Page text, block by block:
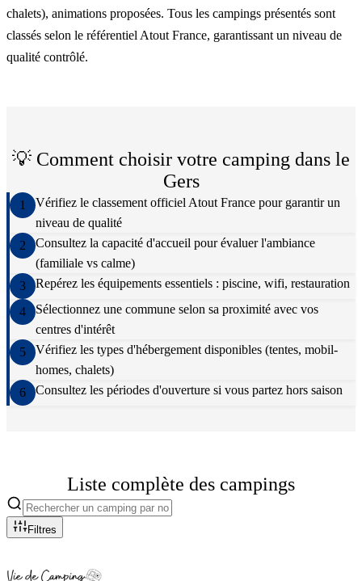
chalets), animations proposées. Tous les campings présentés sont
classés selon le référentiel Atout France, garantissant un niveau de
qualité contrôlé.
💡 Comment choisir votre camping dans le
Gers
1
Vérifiez le classement officiel Atout France pour garantir un
niveau de qualité
2
Consultez la capacité d'accueil pour évaluer l'ambiance
(familiale vs calme)
3
Repérez les équipements essentiels : piscine, wifi, restauration
4
Sélectionnez une commune selon sa proximité avec vos
centres d'intérêt
5
Vérifiez les types d'hébergement disponibles (tentes, mobil-
homes, chalets)
6
Consultez les périodes d'ouverture si vous partez hors saison
Liste complète des campings
Filtres